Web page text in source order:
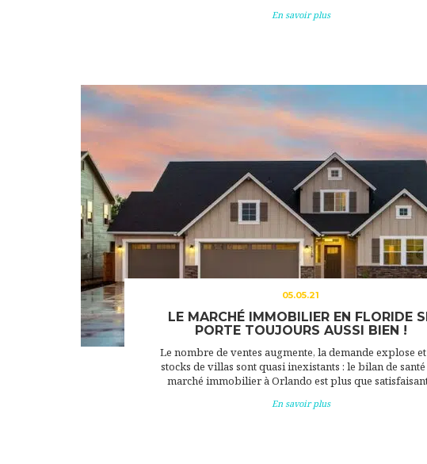
En savoir plus
05.05.21
LE MARCHÉ IMMOBILIER EN FLORIDE
PORTE TOUJOURS AUSSI BIEN !
Le nombre de ventes augmente, la demande explose
stocks de villas sont quasi inexistants : le bilan de
marché immobilier à Orlando est plus que
En savoir plus